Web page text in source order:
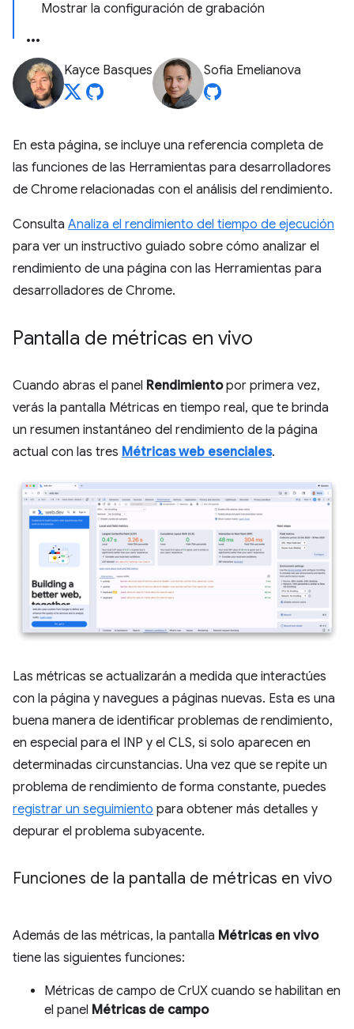
Mostrar la configuración de grabación
Kayce Basques Sofia Emelianova
En esta página, se incluye una referencia completa de
las funciones de las Herramientas para desarrolladores
de Chrome relacionadas con el análisis del rendimiento.
Consulta Analiza el rendimiento del tiempo de ejecución
para ver un instructivo guiado sobre cómo analizar el
rendimiento de una página con las Herramientas para
desarrolladores de Chrome.
Pantalla de métricas en vivo
Cuando abras el panel Rendimientopor primera vez,
verás la pantalla Métricas en tiempo real, que te brinda
un resumen instantáneo del rendimiento de la página
actual con las tres Métricas web esenciales.
Las métricas se actualizarán a medida que interactúes
con la página y navegues a páginas nuevas. Esta es una
buena manera de identificar problemas de rendimiento,
en especial para el INP y el CLS, si solo aparecen en
determinadas circunstancias. Una vez que se repite un
problema de rendimiento de forma constante, puedes
registrar un seguimiento para obtener más detalles y
depurar el problema subyacente.
Funciones de la pantalla de métricas en vivo
Además de las métricas, la pantalla Métricas en vivo
tiene las siguientes funciones:
Métricas de campo de CrUX cuando se habilitan en
el panel Métricas de campo